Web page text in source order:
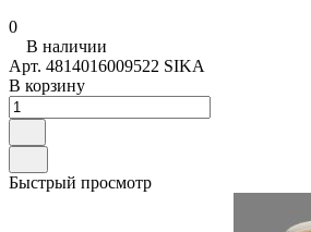
0
В наличии
Арт. 4814016009522 SIKA
В корзину
Быстрый просмотр